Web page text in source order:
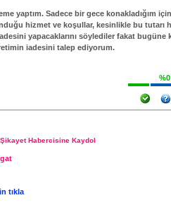
yaptım. Sadece bir gece konakladığım
hizmet ve koşullar, kesinlikle bu tutarı
yapacaklarını söylediler fakat bugüne
iadesini talep ediyorum.
%0
Şikayet Habercisine Kaydol
tıkla